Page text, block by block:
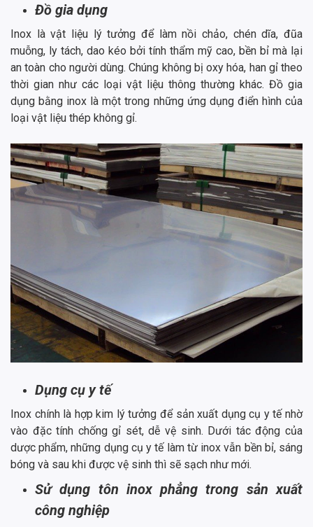
Đồ gia dụng
Inox là vật liệu lý tưởng để làm nồi chảo, chén dĩa, đũa
muỗng, ly tách, dao kéo bởi tính thẩm mỹ cao, bền bỉ mà lại
an toàn cho người dùng. Chúng không bị oxy hóa, han gỉ theo
thời gian như các loại vật liệu thông thường khác. Đồ gia
dụng bằng inox là một trong những ứng dụng điển hình của
loại vật liệu thép không gỉ.
Dụng cụ y tế
Inox chính là hợp kim lý tưởng để sản xuất dụng cụ y tế nhờ
vào đặc tính chống gỉ sét, dễ vệ sinh. Dưới tác động của
dược phẩm, những dụng cụ y tế làm từ inox vẫn bền bỉ, sáng
bóng và sau khi được vệ sinh thì sẽ sạch như mới.
Sử dụng tôn inox phẳng trong sản xuất
công nghiệp